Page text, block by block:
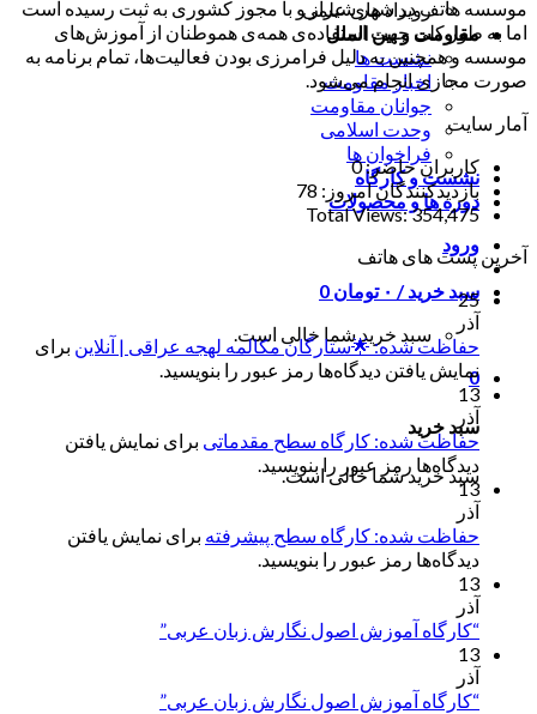
رویداد های علمی
مقاومت و بین الملل
نشست ها
اخبار مقاومت
جوانان مقاومت
وحدت اسلامی
فراخوان ها
نشست و کارگاه
دوره ها و محصولات
ورود
سبد خرید / ۰ تومان 0
سبد خرید شما خالی است.
0
سبد خرید
سبد خرید شما خالی است.
موسسه هاتف در شهر شیراز و با مجوز کشوری به ثبت رسیده است
اما به طور کلی جهت استفاده‌ی همه‌ی هموطنان از آموزش‌های
موسسه و همچنین به دلیل فرامرزی بودن فعالیت‌ها، تمام برنامه به
صورت مجازی انجام می‌شود.
آمار سایت
کاربران حاضر:0
بازدیدکنندگان امروز: 78
Total Views:354,475
آخرین پست های هاتف
25
آذر
حفاظت شده: 🌟ستارگان مکالمه لهجه عراقی | آنلاین برای
نمایش یافتن دیدگاه‌ها رمز عبور را بنویسید.
13
آذر
حفاظت شده: کارگاه سطح مقدماتی برای نمایش یافتن
دیدگاه‌ها رمز عبور را بنویسید.
13
آذر
حفاظت شده: کارگاه سطح پیشرفته برای نمایش یافتن
دیدگاه‌ها رمز عبور را بنویسید.
13
آذر
“کارگاه آموزش اصول نگارش زبان عربی”
13
آذر
“کارگاه آموزش اصول نگارش زبان عربی”